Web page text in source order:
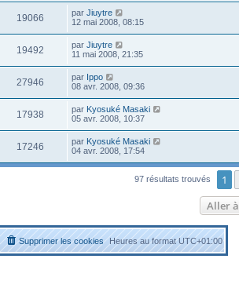
19066 par Jiuytre
12 mai 2008, 08:15
19492 par Jiuytre
11 mai 2008, 21:35
27946 par Ippo
08 avr. 2008, 09:36
17938 par Kyosuké Masaki
05 avr. 2008, 10:37
17246 par Kyosuké Masaki
04 avr. 2008, 17:54
97 résultats trouvés 1
Aller à
Heures au formatUTC+01:00
Supprimer les cookies